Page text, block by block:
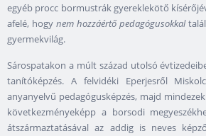
egyéb procc bormustrák gyereklekötő
afelé, hogy nem hozzáértő pedagógusokkal
gyermekvilág.
Sárospatakon a múlt század utolsó
tanítóképzés. A felvidéki Eperjesről
anyanyelvű pedagógusképzés, majd
következményeképp a borsodi
átszármaztatásával az addig is neves